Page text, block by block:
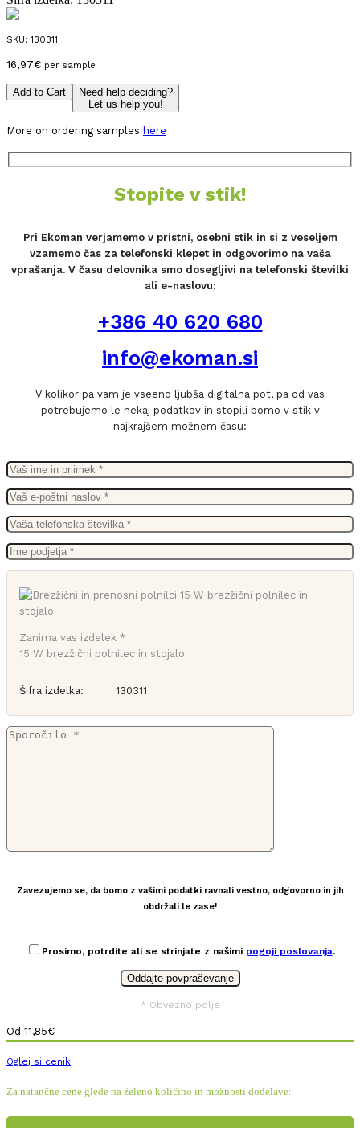
SKU: 130311
16,97€ per sample
Add to Cart
Need help deciding?
Let us help you!
More on ordering samples here
Stopite v stik!
Pri Ekoman verjamemo v pristni, osebni stik in si z veseljem
vzamemo čas za telefonski klepet in odgovorimo na vaša
vprašanja. V času delovnika smo dosegljivi na telefonski številki
ali e-naslovu:
+386 40 620 680
info@ekoman.si
V kolikor pa vam je vseeno ljubša digitalna pot, pa od vas
potrebujemo le nekaj podatkov in stopili bomo v stik v
najkrajšem možnem času:
Zanima vas izdelek *
15 W brezžični polnilec in stojalo
Šifra izdelka: 130311
Zavezujemo se, da bomo z vašimi podatki ravnali vestno, odgovorno in jih
obdržali le zase!
Prosimo, potrdite ali se strinjate z našimi pogoji poslovanja.
* Obvezno polje
Od 11,85€
Oglej si cenik
Za natančne cene glede na želeno količino in možnosti dodelave: